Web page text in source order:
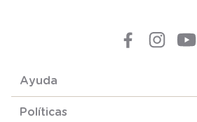
Ayuda
Políticas